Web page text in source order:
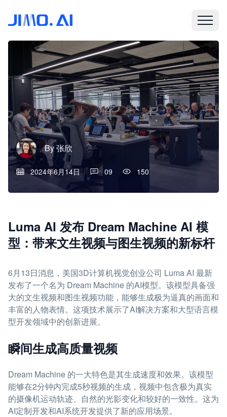
By张欣
2024年6月14日 09 150
Luma AI 发布 Dream Machine AI 模
型：带来文生视频与图生视频的新标杆
6月13日消息，美国3D计算机视觉创业公司 Luma AI 最新
发布了一个名为 Dream Machine 的AI模型。该模型具备强
大的文生视频和图生视频功能，能够生成极为逼真的画面和
丰富的人物表情。这项技术展示了AI解决方案和大型语言模
型开发领域中的创新进展。
瞬间生成高质量视频
Dream Machine 的一大特色是其生成速度和效果。该模型
能够在2分钟内完成5秒视频的生成，视频中包含极为真实
的摄像机运动轨迹、自然的光影变化和较好的一致性。这为
AI定制开发和AI系统开发提供了新的应用场景。